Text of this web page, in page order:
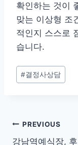
확인하는 것이
맞는 이상형 조
적인지 스스로
습니다.
Post
Tags:
#결정사상담
글PREVIOUS
강남역예식장,